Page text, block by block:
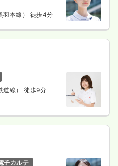
羽本線） 徒歩4分
道線） 徒歩9分
子カルテ